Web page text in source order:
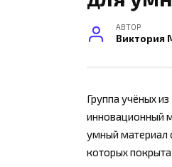
АВТОР
Виктория
Группа учёных
инновационный
умный материал
которых